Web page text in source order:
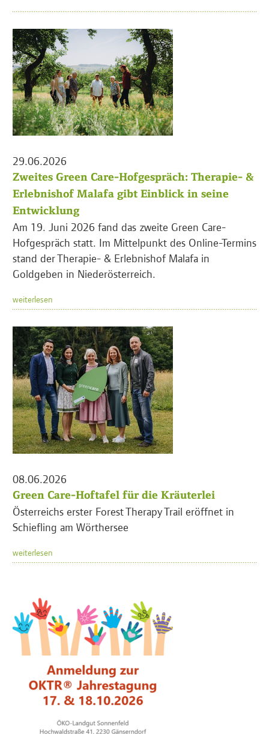
29.06.2026
Zweites Green Care-Hofgespräch: Therapie- &
Erlebnishof Malafa gibt Einblick in seine
Entwicklung
Am 19. Juni 2026 fand das zweite Green Care-
Hofgespräch statt. Im Mittelpunkt des Online-Termins
stand der Therapie- & Erlebnishof Malafa in
Goldgeben in Niederösterreich.
weiterlesen
08.06.2026
Green Care-Hoftafel für die Kräuterlei
Österreichs erster Forest Therapy Trail eröffnet in
Schiefling am Wörthersee
weiterlesen